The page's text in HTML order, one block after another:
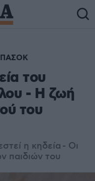
ΠΑΣΟΚ
του
- Η ζωή
του
η κηδεία - Οι
παιδιών του